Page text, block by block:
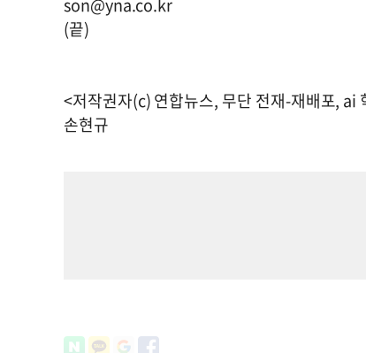
son@yna.co.kr
(끝)
<저작권자(c) 연합뉴스, 무단 전재-재배포, ai
손현규